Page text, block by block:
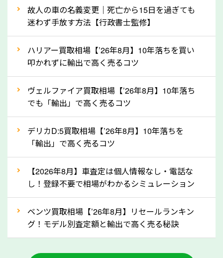
車検の満了日
内装や外装の状態
定を行い高価買取価格をつけやすくなります。
ってきます！
自動車税の還付金は、先に年払いしていた自動車税が
月割りで返還されるものです。ですから、自動車税の
還付金は早めに売却するほど多く還付されます。不要
な車は早めに廃車手続きをしたほうが良いでしょう。
③自動車税の還付金の扱いについて確認し
ましょう！
車を廃車にすると、自動車税の還付金を受け取ること
ができる場合があります。廃車買取業者の中には、還
付金をお客様に返還しない業者もあります。廃車査定
故人の車の名義変更｜死亡から15日を過ぎても
迷わず手放す方法【行政書士監修】
ハリアー買取相場【’26年8月】10年落ちを買い
叩かれずに輸出で高く売るコツ
ヴェルファイア買取相場【’26年8月】10年落ち
でも「輸出」で高く売るコツ
デリカD:5買取相場【’26年8月】10年落ちを
「輸出」で高く売るコツ
【2026年8月】車査定は個人情報なし・電話な
し！登録不要で相場がわかるシミュレーション
ベンツ買取相場【’26年8月】リセールランキン
グ！モデル別査定額と輸出で高く売る秘訣